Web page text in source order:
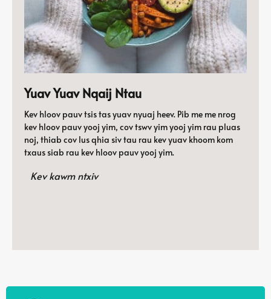
Yuav Yuav Nqaij Ntau
Kev hloov pauv tsis tas yuav nyuaj heev. Pib me me nrog
kev hloov pauv yooj yim, cov tswv yim yooj yim rau pluas
noj, thiab cov lus qhia siv tau rau kev yuav khoom kom
txaus siab rau kev hloov pauv yooj yim.
Kev kawm ntxiv